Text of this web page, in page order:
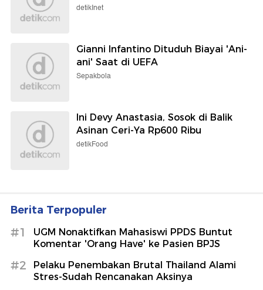
detikInet
Gianni Infantino Dituduh Biayai 'Ani-
ani' Saat di UEFA
Sepakbola
Ini Devy Anastasia, Sosok di Balik
Asinan Ceri-Ya Rp600 Ribu
detikFood
Berita Terpopuler
#1
UGM Nonaktifkan Mahasiswi PPDS Buntut
Komentar 'Orang Have' ke Pasien BPJS
#2
Pelaku Penembakan Brutal Thailand Alami
Stres-Sudah Rencanakan Aksinya